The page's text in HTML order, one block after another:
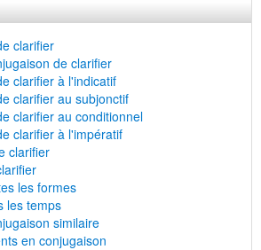
clarifier
de clarifier
clarifier à l'indicatif
clarifier au subjonctif
clarifier au conditionnel
clarifier à l'impératif
clarifier
les formes
les temps
similaire
en conjugaison